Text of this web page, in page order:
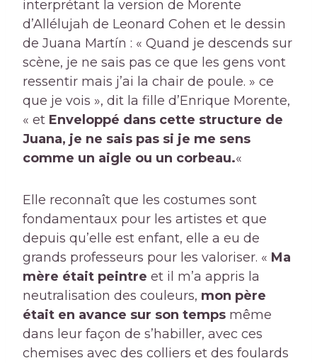
interprétant la version de Morente
d’Allélujah de Leonard Cohen et le dessin
de Juana Martín : « Quand je descends sur
scène, je ne sais pas ce que les gens vont
ressentir mais j’ai la chair de poule. » ce
que je vois », dit la fille d’Enrique Morente,
« et Enveloppé dans cette structure de
Juana, je ne sais pas si je me sens
comme un aigle ou un corbeau.«
Elle reconnaît que les costumes sont
fondamentaux pour les artistes et que
depuis qu’elle est enfant, elle a eu de
grands professeurs pour les valoriser. « Ma
mère était peintre et il m’a appris la
neutralisation des couleurs, mon père
était en avance sur son temps même
dans leur façon de s’habiller, avec ces
chemises avec des colliers et des foulards